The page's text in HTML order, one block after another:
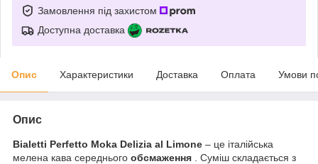
Замовлення під захистом
Доступна доставка
Опис Характеристики Доставка Оплата Умови
Опис
Bialetti Perfetto Moka Delizia al Limone – це італійська
мелена кава середнього обсмаження . Суміш складається з